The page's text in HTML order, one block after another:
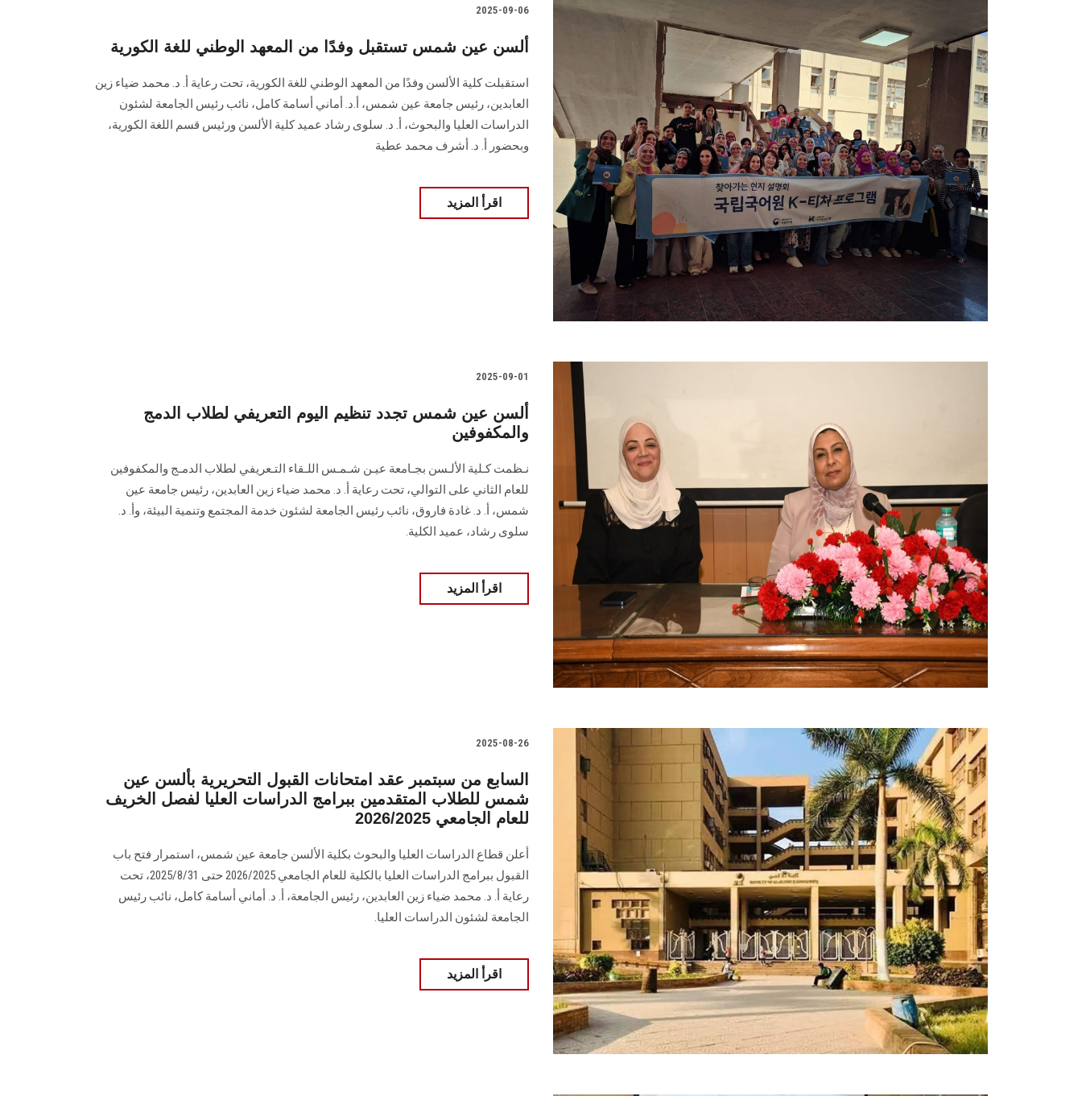
2025-09-06
ألسن عين شمس تستقبل وفدًا من المعهد الوطني للغة الكورية
استقبلت كلية الألسن وفدًا من المعهد الوطني للغة الكورية، تحت رعاية أ. د. محمد ضياء زين
العابدين، رئيس جامعة عين شمس، أ.د. أماني أسامة كامل، نائب رئيس الجامعة لشئون
الدراسات العليا والبحوث، أ. د. سلوى رشاد عميد كلية الألسن ورئيس قسم اللغة الكورية،
وبحضور أ. د. أشرف محمد عطية
اقرأ المزيد
2025-09-01
ألسن عين شمس تجدد تنظيم اليوم التعريفي لطلاب الدمج
والمكفوفين
نـظمت كـلية الألـسن بجـامعة عيـن شـمـس اللـقاء التـعريفي لطلاب الدمـج والمكفوفين
للعام الثاني على التوالي، تحت رعاية أ. د. محمد ضياء زين العابدين، رئيس جامعة عين
شمس، أ. د. غادة فاروق، نائب رئيس الجامعة لشئون خدمة المجتمع وتنمية البيئة، وأ. د.
سلوى رشاد، عميد الكلية.
اقرأ المزيد
2025-08-26
السابع من سبتمبر عقد امتحانات القبول التحريرية بألسن عين
شمس للطلاب المتقدمين ببرامج الدراسات العليا لفصل الخريف
للعام الجامعي 2026/2025
أعلن قطاع الدراسات العليا والبحوث بكلية الألسن جامعة عين شمس، استمرار فتح باب
القبول ببرامج الدراسات العليا بالكلية للعام الجامعي 2026/2025 حتى 2025/8/31، تحت
رعاية أ. د. محمد ضياء زين العابدين، رئيس الجامعة، أ. د. أماني أسامة كامل، نائب رئيس
الجامعة لشئون الدراسات العليا.
اقرأ المزيد